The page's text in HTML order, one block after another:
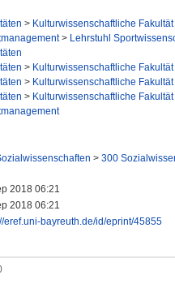
> Kulturwissenschaftliche Fakultät
> Lehrstuhl
> Kulturwissenschaftliche Fakultät
> Kulturwissenschaftliche Fakultät
> Kulturwissenschaftliche Fakultät
> 300
2018 06:21
2018 06:21
eref.uni-bayreuth.de/id/eprint/45855